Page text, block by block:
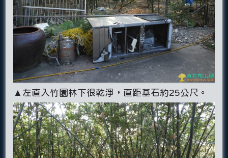
▲左直入竹園林下很乾淨，直距基石約25公尺。